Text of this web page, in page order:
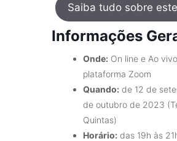
Saiba tudo sobre
Informações
Onde: On line e Ao
plataforma Zoom
Quando: de 12 de
de outubro de 2023
Quintas)
Horário: das 19h às